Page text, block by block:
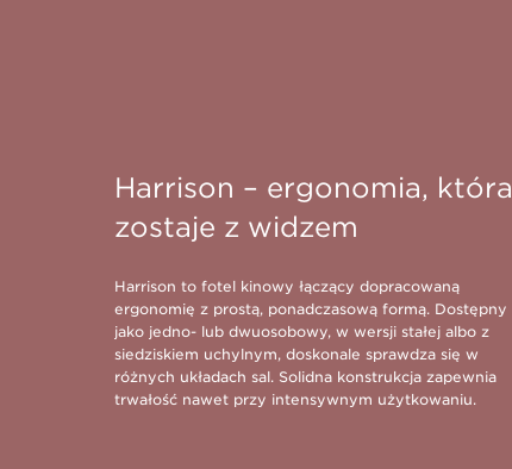
Harrison – ergonomia, która
zostaje z widzem
Harrison to fotel kinowy łączący dopracowaną
ergonomię z prostą, ponadczasową formą. Dostępny
jako jedno- lub dwuosobowy, w wersji stałej albo z
siedziskiem uchylnym, doskonale sprawdza się w
różnych układach sal. Solidna konstrukcja zapewnia
trwałość nawet przy intensywnym użytkowaniu.